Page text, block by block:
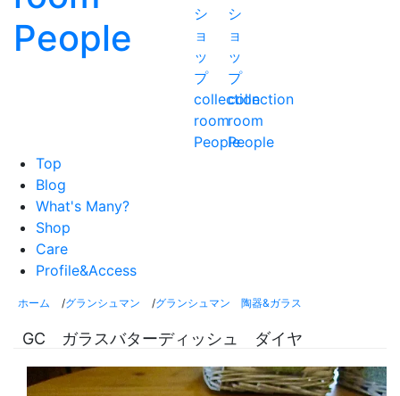
Top
Blog
What's Many?
Shop
Care
Profile&Access
ホーム /グランシュマン /グランシュマン 陶器&ガラス
GC ガラスバターディッシュ ダイヤ